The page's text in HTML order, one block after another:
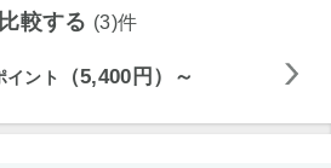
較する (3)件
イント （5,400円）～